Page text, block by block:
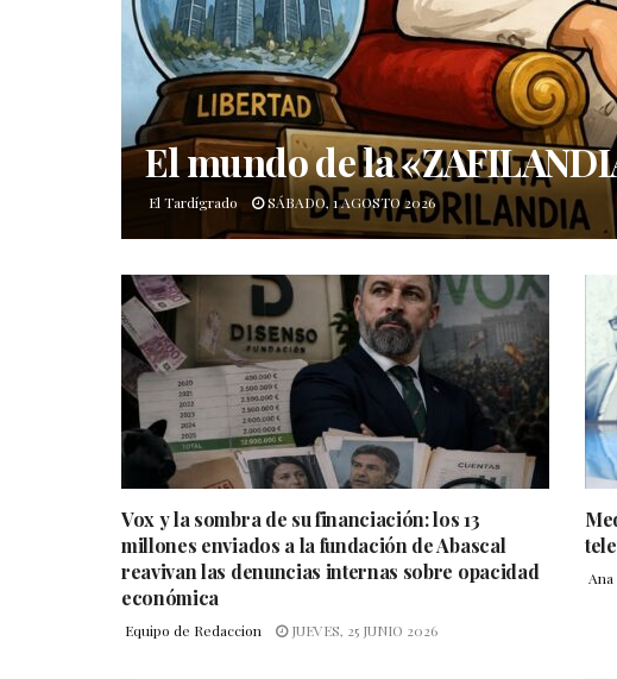
El mundo de la
El Tardígrado SÁBADO, 1 AGOSTO 2026
Vox y la sombra de su financiación: los 13
millones enviados a la fundación de Abascal
reavivan las denuncias internas sobre opacidad
económica
Equipo de Redaccion JUEVES, 25 JUNIO 2026